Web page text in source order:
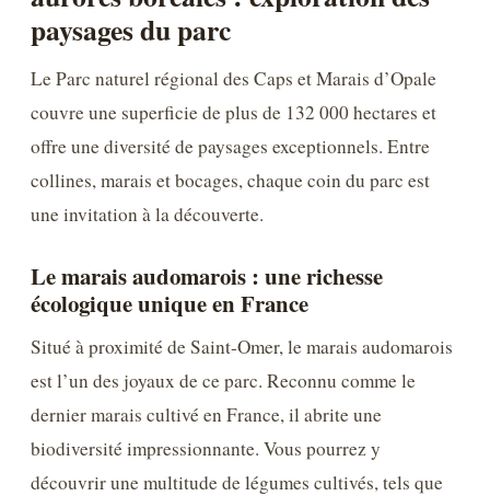
paysages du parc
Le Parc naturel régional des Caps et Marais d’Opale
couvre une superficie de plus de 132 000 hectares et
offre une diversité de paysages exceptionnels. Entre
collines, marais et bocages, chaque coin du parc est
une invitation à la découverte.
Le marais audomarois : une richesse
écologique unique en France
Situé à proximité de Saint-Omer, le marais audomarois
est l’un des joyaux de ce parc. Reconnu comme le
dernier marais cultivé en France, il abrite une
biodiversité impressionnante. Vous pourrez y
découvrir une multitude de légumes cultivés, tels que